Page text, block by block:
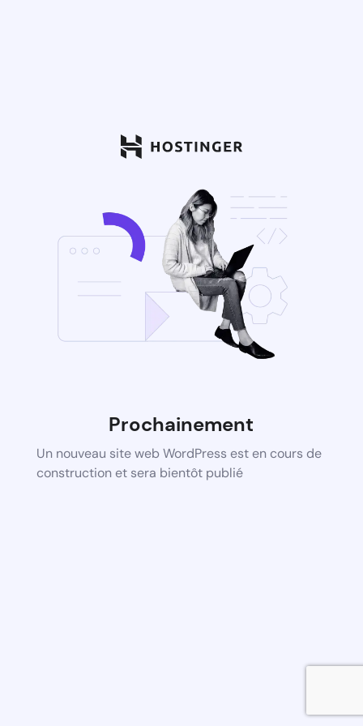
Prochainement
Un nouveau site web WordPress est en cours de
construction et sera bientôt publié